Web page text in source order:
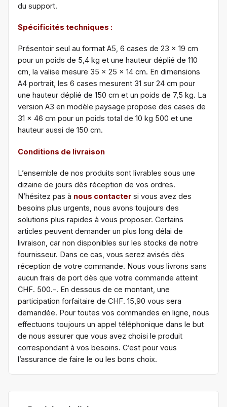
du support.
Spécificités techniques :
Présentoir seul au format A5, 6 cases de 23 x 19 cm
pour un poids de 5,4 kg et une hauteur déplié de 110
cm, la valise mesure 35 x 25 x 14 cm. En dimensions
A4 portrait, les 6 cases mesurent 31 sur 24 cm pour
une hauteur déplié de 150 cm et un poids de 7,5 kg. La
version A3 en modèle paysage propose des cases de
31 x 46 cm pour un poids total de 10 kg 500 et une
hauteur aussi de 150 cm.
Conditions de livraison
L’ensemble de nos produits sont livrables sous une
dizaine de jours dès réception de vos ordres.
N’hésitez pas à nous contacter si vous avez des
besoins plus urgents, nous avons toujours des
solutions plus rapides à vous proposer. Certains
articles peuvent demander un plus long délai de
livraison, car non disponibles sur les stocks de notre
fournisseur. Dans ce cas, vous serez avisés dès
réception de votre commande. Nous vous livrons sans
aucun frais de port dès que votre commande atteint
CHF. 500.-. En dessous de ce montant, une
participation forfaitaire de CHF. 15,90 vous sera
demandée. Pour toutes vos commandes en ligne, nous
effectuons toujours un appel téléphonique dans le but
de nous assurer que vous avez choisi le produit
correspondant à vos besoins. C’est pour vous
l’assurance de faire le ou les bons choix.